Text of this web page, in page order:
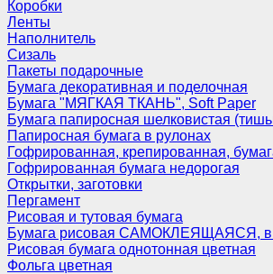
Коробки
Ленты
Наполнитель
Сизаль
Пакеты подарочные
Бумага декоративная и поделочная
Бумага "МЯГКАЯ ТКАНЬ", Soft Paper
Бумага папиросная шелковистая
Папиросная бумага в рулонах
Гофрированная, крепированная,
Гофрированная бумага недорогая
Открытки, заготовки
Пергамент
Рисовая и тутовая бумага
Бумага рисовая САМОКЛЕЯЩАЯСЯ, в
Рисовая бумага однотонная цветная
Фольга цветная